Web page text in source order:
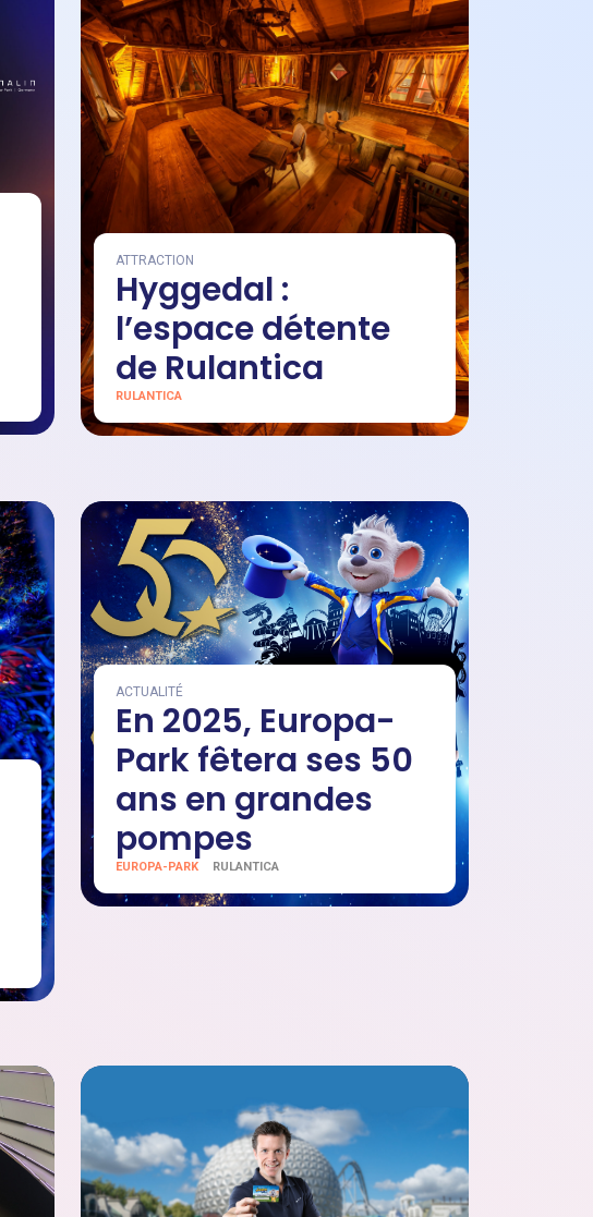
ATTRACTION
Hyggedal :
l’espace détente
de Rulantica
RULANTICA
ACTUALITÉ
En 2025, Europa-
Park fêtera ses 50
ans en grandes
pompes
EUROPA-PARK RULANTICA